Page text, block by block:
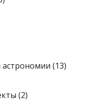
(13)
(2)